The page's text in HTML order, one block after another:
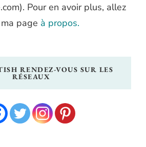
Pour en avoir plus, allez
page à propos.
RENDEZ-VOUS SUR LES
RÉSEAUX